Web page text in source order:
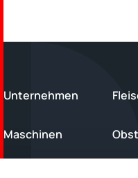
Unternehmen
Maschinen